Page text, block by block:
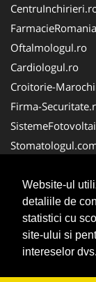
Website-ul
detaliile de
statistici cu
site-ului si
intereselor dvs.
Oftalmologul.ro
Cardiologul.ro
Croitorie-
Firma-
Birouri-
Cabinet-
CramaVinuri.ro